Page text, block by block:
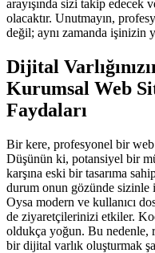
arayışında sizi takip edecek
olacaktır. Unutmayın,
değil; aynı zamanda işinizin
Dijital
Kurumsal Web
Faydaları
Bir kere, profesyonel bir web
Düşünün ki, potansiyel bir
karşına eski bir tasarıma
durum onun gözünde
Oysa modern ve kullanıcı
de ziyaretçilerinizi etkiler.
oldukça yoğun. Bu nedenle,
bir dijital varlık oluşturmak